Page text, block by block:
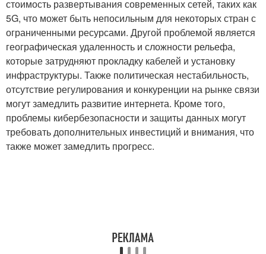
стоимость развертывания современных сетей, таких как
5G, что может быть непосильным для некоторых стран с
ограниченными ресурсами. Другой проблемой является
географическая удаленность и сложности рельефа,
которые затрудняют прокладку кабелей и установку
инфраструктуры. Также политическая нестабильность,
отсутствие регулирования и конкуренции на рынке связи
могут замедлить развитие интернета. Кроме того,
проблемы кибербезопасности и защиты данных могут
требовать дополнительных инвестиций и внимания, что
также может замедлить прогресс.